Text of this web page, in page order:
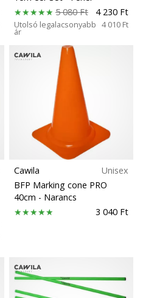
5 080 Ft
4 230 Ft
Utolsó legalacsonyabb
ár
4 010 Ft
Cawila
Unisex
BFP Marking cone PRO
40cm - Narancs
3 040 Ft